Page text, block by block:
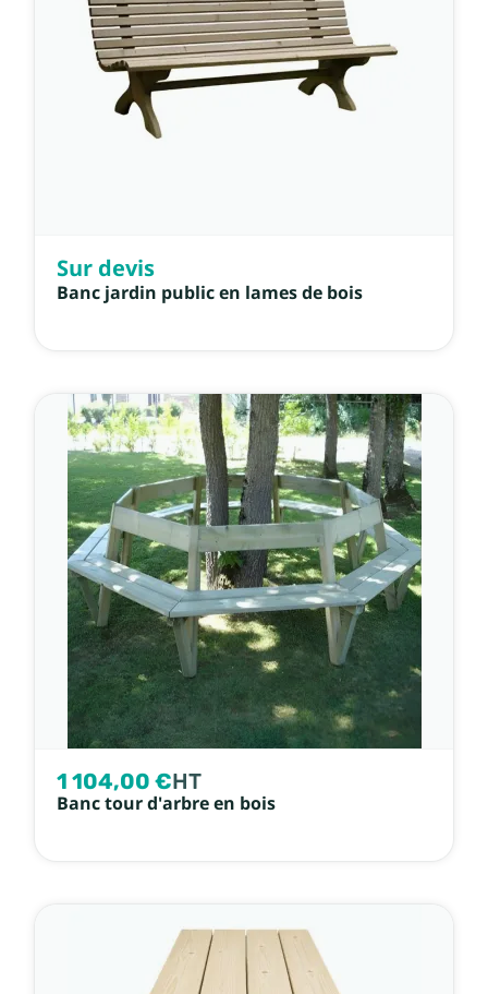
Sur devis
Banc jardin public en lames de bois
1 104,00 €HT
Banc tour d'arbre en bois